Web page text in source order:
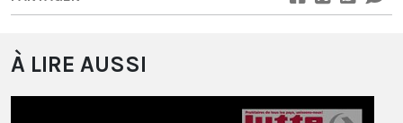
À LIRE AUSSI